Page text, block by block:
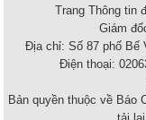
Trang Thông tin
Giám
Địa chỉ: Số 87 phố Bế
Điện thoại:
Bản quyền thuộc về Báo